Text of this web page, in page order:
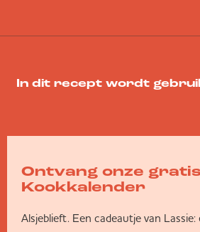
In dit recept wordt
Ontvang onze gratis
Kookkalender
Alsjeblieft. Een cadeautje van